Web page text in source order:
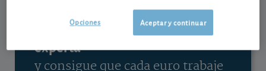
Gestiona tu dinero con visión
experta
y consigue que cada euro trabaje
Aceptar y continuar
Opciones